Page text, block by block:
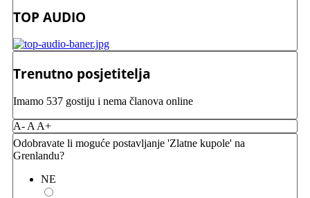
TOP AUDIO
Trenutno posjetitelja
Imamo 537 gostiju i nema članova online
A- A A+
Odobravate li moguće postavljanje 'Zlatne kupole' na
Grenlandu?
NE